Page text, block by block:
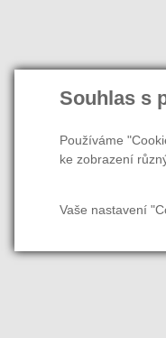
Souhlas s
Používáme
ke zobrazení
Vaše nastavení